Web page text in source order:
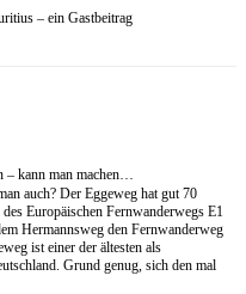
– ein Gastbeitrag
– kann man machen…
auch? Der Eggeweg hat gut 70
Europäischen Fernwanderwegs E1
Hermannsweg den Fernwanderweg
ist einer der ältesten als
Grund genug, sich den mal